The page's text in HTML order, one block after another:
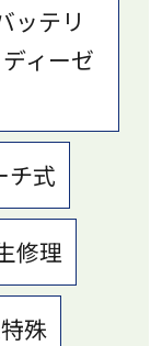
ッテリ
ィーゼ
チ式
修理
殊